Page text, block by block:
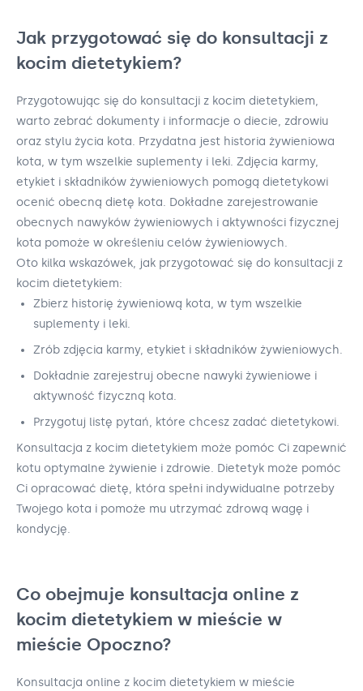
Jak przygotować się do konsultacji z
kocim dietetykiem?
Przygotowując się do konsultacji z kocim dietetykiem,
warto zebrać dokumenty i informacje o diecie, zdrowiu
oraz stylu życia kota. Przydatna jest historia żywieniowa
kota, w tym wszelkie suplementy i leki. Zdjęcia karmy,
etykiet i składników żywieniowych pomogą dietetykowi
ocenić obecną dietę kota. Dokładne zarejestrowanie
obecnych nawyków żywieniowych i aktywności fizycznej
kota pomoże w określeniu celów żywieniowych.
Oto kilka wskazówek, jak przygotować się do konsultacji z
kocim dietetykiem:
Zbierz historię żywieniową kota, w tym wszelkie
suplementy i leki.
Zrób zdjęcia karmy, etykiet i składników żywieniowych.
Dokładnie zarejestruj obecne nawyki żywieniowe i
aktywność fizyczną kota.
Przygotuj listę pytań, które chcesz zadać dietetykowi.
Konsultacja z kocim dietetykiem może pomóc Ci zapewnić
kotu optymalne żywienie i zdrowie. Dietetyk może pomóc
Ci opracować dietę, która spełni indywidualne potrzeby
Twojego kota i pomoże mu utrzymać zdrową wagę i
kondycję.
Co obejmuje konsultacja online z
kocim dietetykiem w mieście w
mieście Opoczno?
Konsultacja online z kocim dietetykiem w mieście